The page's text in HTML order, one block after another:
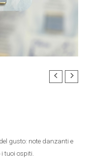
gusto: note danzanti e
tuoi ospiti.